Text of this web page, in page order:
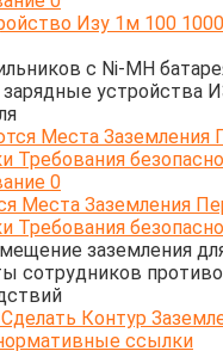
Изу 1м 100
с Ni-MH
устройства
0
Места Заземления
Требования
заземления
сотрудников